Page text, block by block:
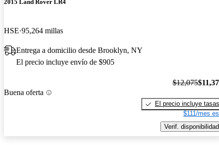
2015 Land Rover LR4
HSE 95,264 millas
Entrega a domicilio desde Brooklyn, NY
El precio incluye envío de $905
Buena oferta
$12,075
El precio incluye tasas
$111/mes
Verif. disponibilidad